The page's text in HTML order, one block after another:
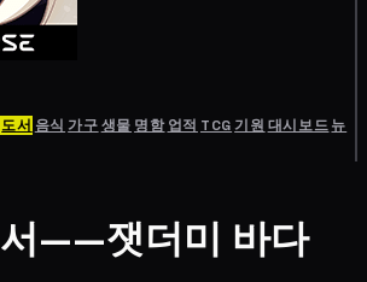
도서 음식 가구생물 명함 업적 TCG기원 대시보드뉴
——잿더미 바다